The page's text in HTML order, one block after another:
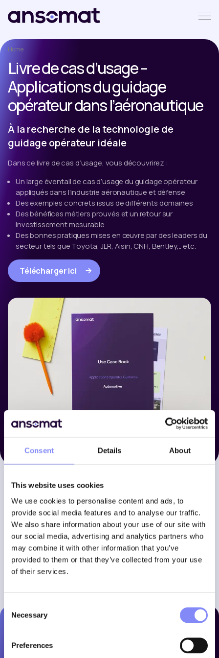
Consent Details About
This website uses cookies
We use cookies to personalise content and ads, to
provide social media features and to analyse our traffic.
We also share information about your use of our site with
our social media, advertising and analytics partners who
may combine it with other information that you’ve
provided to them or that they’ve collected from your use
of their services.
Selection
Necessary
Preferences
Home
Livre de cas d’usage –
Applications du guidage
opérateur dans l’aéronautique
À la recherche de la technologie de
guidage opérateur idéale
Dans ce livre de cas d’usage, vous découvrirez :
Un large éventail de cas d’usage du guidage opérateur
appliqués dans l’industrie aéronautique et défense
Des exemples concrets issus de différents domaines
Des bénéfices métiers prouvés et un retour sur
investissement mesurable
Des bonnes pratiques mises en œuvre par des leaders du
secteur tels que Toyota, JLR, Aisin, CNH, Bentley,.. etc.
Télécharger ici
Trusted by
Ansomat is a leading provider of assembly and operator